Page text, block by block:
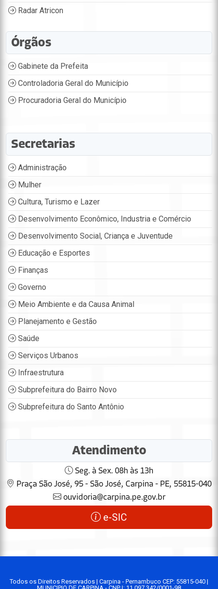
Radar Atricon
Órgãos
Gabinete da Prefeita
Controladoria Geral do Município
Procuradoria Geral do Município
Secretarias
Administração
Mulher
Cultura, Turismo e Lazer
Desenvolvimento Econômico, Industria e Comércio
Desenvolvimento Social, Criança e Juventude
Educação e Esportes
Finanças
Governo
Meio Ambiente e da Causa Animal
Planejamento e Gestão
Saúde
Serviços Urbanos
Infraestrutura
Subprefeitura do Bairro Novo
Subprefeitura do Santo Antônio
Atendimento
Seg. à Sex. 08h às 13h
Praça São José, 95 - São José, Carpina - PE, 55815-040
ouvidoria@carpina.pe.gov.br
e-SIC
Todos os Direitos Reservados | Carpina - Pernambuco CEP: 55815-040 |